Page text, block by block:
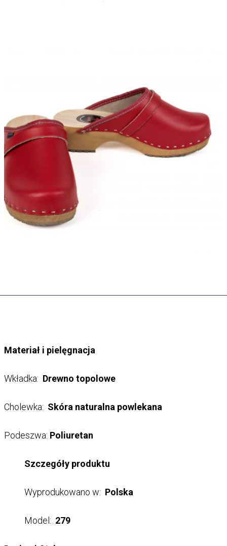
Materiał i pielęgnacja
Wkładka: Drewno topolowe
Cholewka: Skóra naturalna powlekana
Podeszwa: Poliuretan
Szczegóły produktu
Wyprodukowano w: Polska
Model: 279